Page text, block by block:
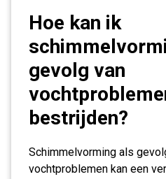
Hoe kan ik
gevolg van
bestrijden?
Schimmelvorming als
vochtproblemen kan een